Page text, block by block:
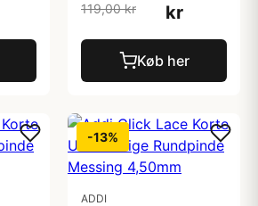
119,00 kr
kr
Køb her
-13%
ADDI